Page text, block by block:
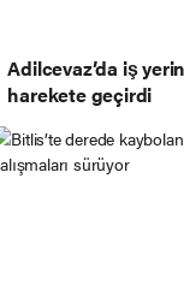
Adilcevaz’da iş
harekete geçirdi